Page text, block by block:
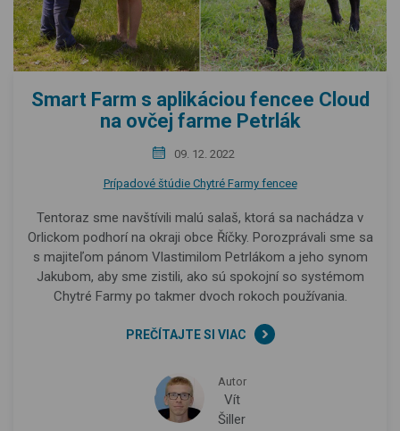
Smart Farm s aplikáciou fencee Cloud
na ovčej farme Petrlák
09. 12. 2022
Prípadové štúdie Chytré Farmy fencee
Tentoraz sme navštívili malú salaš, ktorá sa nachádza v
Orlickom podhorí na okraji obce Říčky. Porozprávali sme sa
s majiteľom pánom Vlastimilom Petrlákom a jeho synom
Jakubom, aby sme zistili, ako sú spokojní so systémom
Chytré Farmy po takmer dvoch rokoch používania.
PREČÍTAJTE SI VIAC
Autor
Vít
Šiller